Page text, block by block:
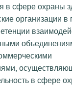
в сфере охраны
организации в
в сфере